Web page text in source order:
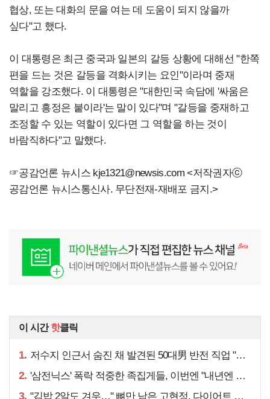
협상, 또는 대화의 문을 여는 데 도움이 되지 않을까
싶다"고 했다.
이 대통령은 최근 중국과 일본의 갈등 상황에 대해선 "한쪽
편을 드는 것은 갈등을 격화시키는 요인"이라며 중재
역할을 강조했다. 이 대통령은 "대한민국 속담에 '싸움은
말리고 흥정은 붙이라'는 말이 있다"며 "갈등을 중재하고
조정할 수 있는 역할이 있다면 그 역할을 하는 것이
바람직하다"고 말했다.
☞공감언론 뉴시스 kje1321@newsis.com<저작권자ⓒ
공감언론 뉴시스통신사. 무단전재-재배포 금지.>
이 시간핫클릭
1. 저수지 인근서 숨진 채 발견된 50대男 반전 직업 "얼마 전…"
2. '삼전닉스' 폭락 적중한 족집게들, 이번엔 "내년엔 더욱…"
3. "김밥 2알도 겨우…" 뼈만 남은 고현정, 다이어트 아니라